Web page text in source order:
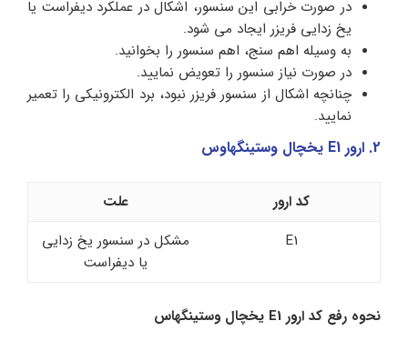
در صورت خرابی این سنسور، اشکال در عملکرد دیفراست یا
یخ زدایی فریزر ایجاد می شود.
به وسیله اهم سنج، اهم سنسور را بخوانید.
در صورت نیاز سنسور را تعویض نمایید.
چنانچه اشکال از سنسور فریزر نبود، برد الکترونیکی را تعمیر
نمایید.
2. ارور E1 یخچال وستینگهاوس
کد ارور
علت
E1
مشکل در سنسور یخ زدایی
یا دیفراست
نحوه رفع کد ارور E1 یخچال وستینگهاس